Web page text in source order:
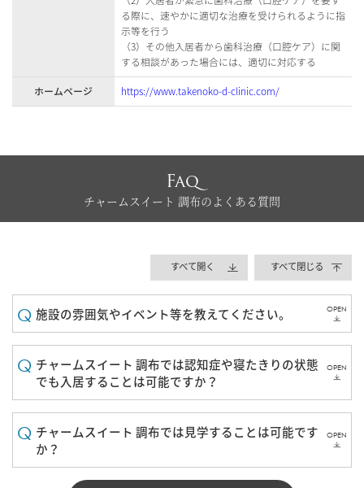
る際に、速やかに適切な治療を受けられるように指
示等を行う
（3）その他入居者から歯科治療（口腔ケア）に関
する相談があった場合には、適切に対応する
ホームページ
https://www.takenoko-d-clinic.com/
Faq
チャームスイート 調布のよくある質問
すべて開く すべて閉じる
施設の雰囲気やイベント等を教えてください。 OPEN
チャームスイート 調布では認知症や寝たきりの状態
でも入居することは可能ですか？
OPEN
チャームスイート 調布では見学することは可能です
か？
OPEN